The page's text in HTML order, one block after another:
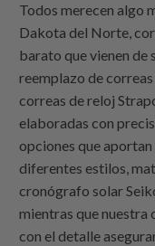
Todos merecen algo
Dakota del Norte,
barato que vienen de
reemplazo de
correas de reloj
elaboradas con
opciones que
diferentes estilos,
cronógrafo solar
mientras que
con el detalle